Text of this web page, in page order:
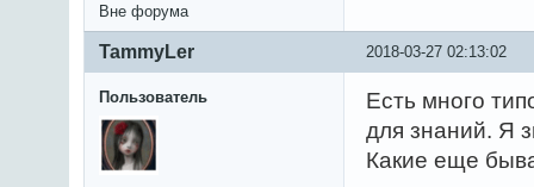
Вне форума
2018-03-27 02:13:02
TammyLer
Пользователь
Есть много
для знаний. Я
Какие еще